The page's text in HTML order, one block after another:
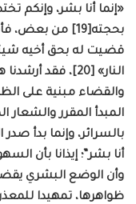
«إنما أنا بشر، وإنكم
بحجته[19] من
قضيت له بحق أخيه
النار» [20]، فقد
والقضاء مبنية على
المبدأ المقرر والشعار
بالسرائر، وإنما بدأ
أنا بشر”؛ إيذانا بأن
وأن الوضع البشري يقضي
ظواهرها، تمهيدا